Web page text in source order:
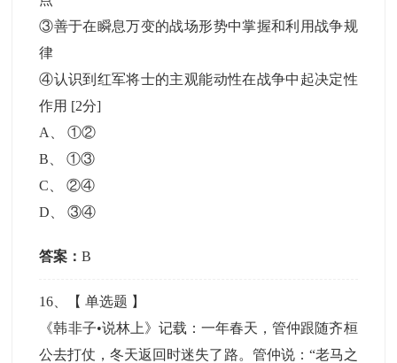
③善于在瞬息万变的战场形势中掌握和利用战争规
律
④认识到红军将士的主观能动性在战争中起决定性
作用 [2分]
A
、①②
B 、①③
C 、②④
D 、③④
答案：B
16 、【单选题 】
《韩非子•说林上》记载：一年春天，管仲跟随齐桓
公去打仗，冬天返回时迷失了路。管仲说：“老马之